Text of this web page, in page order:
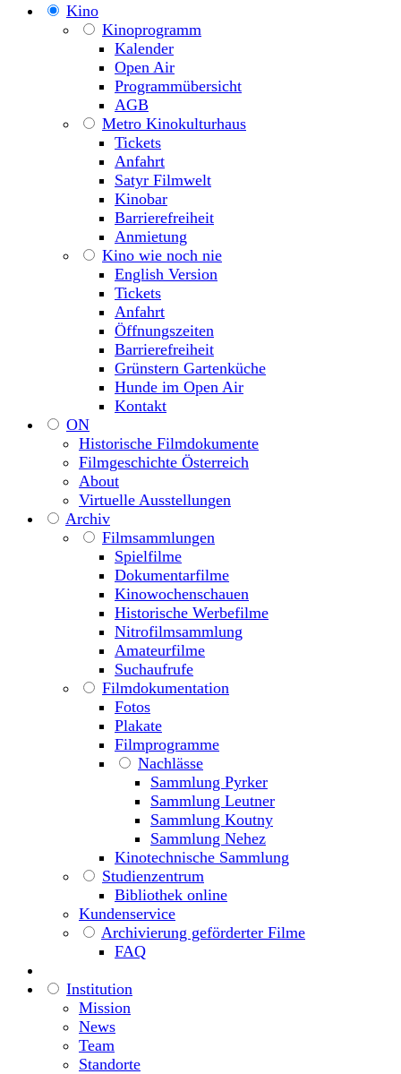
Kino
Kinoprogramm
Kalender
Open Air
Programmübersicht
AGB
Metro Kinokulturhaus
Tickets
Anfahrt
Satyr Filmwelt
Kinobar
Barrierefreiheit
Anmietung
Kino wie noch nie
English Version
Tickets
Anfahrt
Öffnungszeiten
Barrierefreiheit
Grünstern Gartenküche
Hunde im Open Air
Kontakt
ON
Historische Filmdokumente
Filmgeschichte Österreich
About
Virtuelle Ausstellungen
Archiv
Filmsammlungen
Spielfilme
Dokumentarfilme
Kinowochenschauen
Historische Werbefilme
Nitrofilmsammlung
Amateurfilme
Suchaufrufe
Filmdokumentation
Fotos
Plakate
Filmprogramme
Nachlässe
Sammlung Pyrker
Sammlung Leutner
Sammlung Koutny
Sammlung Nehez
Kinotechnische Sammlung
Studienzentrum
Bibliothek online
Kundenservice
Archivierung geförderter Filme
FAQ
Institution
Mission
News
Team
Standorte